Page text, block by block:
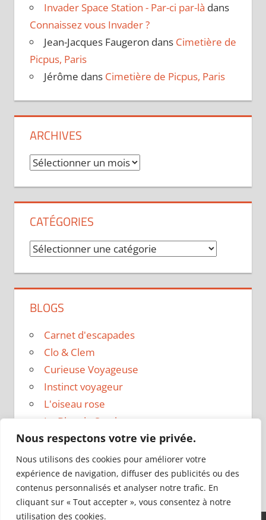
Nous respectons votre vie privée.
Nous utilisons des cookies pour améliorer votre
expérience de navigation, diffuser des publicités ou des
contenus personnalisés et analyser notre trafic. En
cliquant sur « Tout accepter », vous consentez à notre
utilisation des cookies.
Invader Space Station - Par-ci par-là dans
Connaissez vous Invader ?
Jean-Jacques Faugeron dans Cimetière de
Picpus, Paris
Jérôme dans Cimetière de Picpus, Paris
ARCHIVES
Archives
CATÉGORIES
Catégories
BLOGS
Carnet d'escapades
Clo & Clem
Curieuse Voyageuse
Instinct voyageur
L'oiseau rose
Le Blog de Sarah
Le sac a dos
Madame Oreille
Voyages et Vagabondages